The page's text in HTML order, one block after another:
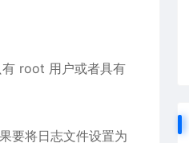
root 用户或者具有
要将日志文件设置为